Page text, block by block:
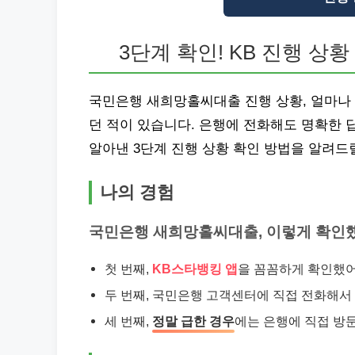
3단계 확인! KB 진행 상황
국민은행 새희망홀씨대출 진행 상황, 얼마
던 적이 있습니다. 은행에 전화해도 명확한
알아낸 3단계 진행 상황 확인 방법을 알려드
나의 경험
국민은행 새희망홀씨대출, 이렇게 확인
첫 번째, KB스타뱅킹 앱을 꼼꼼하게 확인했
두 번째, 국민은행 고객센터에 직접 전화해서
세 번째, 정말 급한 경우에는 은행에 직접 방